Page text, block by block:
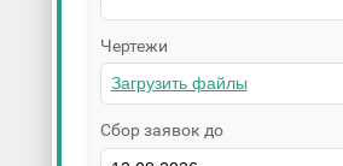
Чертежи
Сбор заявок до